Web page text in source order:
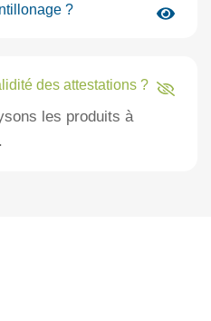
?
des attestations ?
les produits à